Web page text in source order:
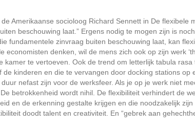
Amerikaanse socioloog Richard Sennett in De flexibele
beschouwing laat.” Ergens nodig te mogen zijn is
fundamentele zinvraag buiten beschouwing laat, kan
economisten denken, wil de mens zich ook op zijn werk
kamer te vertoeven. Ook de trend om letterlijk tabula
kinderen en die te vervangen door docking stations op
nefast zijn voor de werksfeer. Als je op je werk niet
betrokkenheid wordt nihil. De flexibiliteit verhindert de
en de erkenning gestalte krijgen en die noodzakelijk
doodt talent en creativiteit. En “gebrek aan